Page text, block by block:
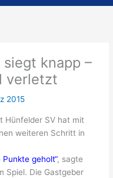
knapp –
verletzt
2015
Hünfelder SV hat mit
weiteren Schritt in
geholt“, sagte
Spiel. Die Gastgeber